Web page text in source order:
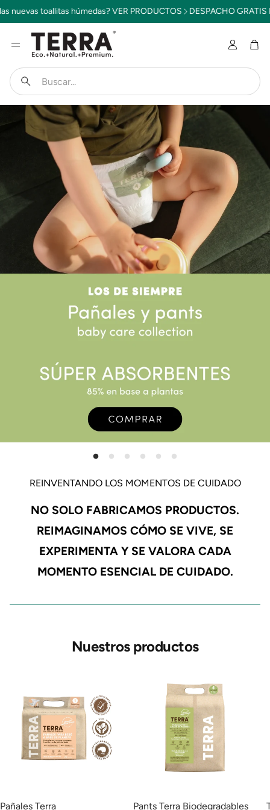
VER PRODUCTOS DESPACHO GRATIS POR COMPRAS
Buscar
Cuenta
REINVENTANDO LOS MOMENTOS DE CUIDADO
NO SOLO FABRICAMOS PRODUCTOS.
REIMAGINAMOS CÓMO SE VIVE, SE
EXPERIMENTA Y SE VALORA CADA
MOMENTO ESENCIAL DE CUIDADO.
Nuestros productos
Pañales Terra
Pants Terra Biodegradables